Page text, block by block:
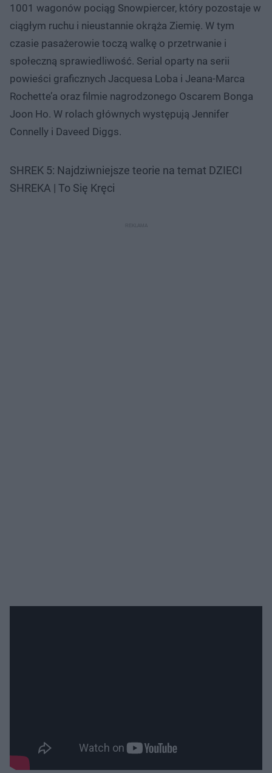
1001 wagonów pociąg Snowpiercer, który pozostaje w
ciągłym ruchu i nieustannie okrąża Ziemię. W tym
czasie pasażerowie toczą walkę o przetrwanie i
społeczną sprawiedliwość. Serial oparty na serii
powieści graficznych Jacquesa Loba i Jeana-Marca
Rochette’a oraz filmie nagrodzonego Oscarem Bonga
Joon Ho. W rolach głównych występują Jennifer
Connelly i Daveed Diggs.
SHREK 5: Najdziwniejsze teorie na temat DZIECI
SHREKA | To Się Kręci